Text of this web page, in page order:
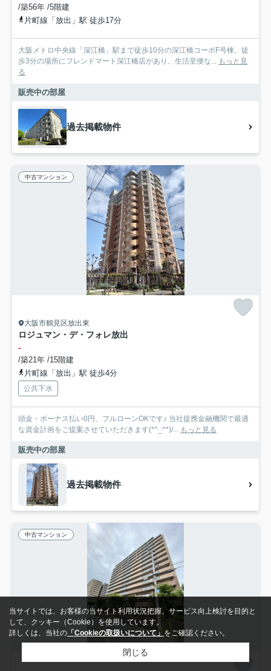
/築56年 /5階建
片町線「放出」駅 徒歩17分
大阪メトロ中央線「深江橋」駅まで徒歩10分の深江橋コーポF号棟。徒
歩3分の場所にフレンドマート深江橋店があり、生活至便な...
もっと見
る
販売中の部屋
過去掲載物件
中古マンション
大阪市鶴見区放出東
ロジュマン・デ・フォレ放出
-
/築21年 /15階建
片町線「放出」駅 徒歩4分
公共下水
頭金・ボーナス払い0円、フルローンOKです♪ 当社提携金融機関で最適
な資金計画をご提案させていただきます(*^_^*)/...
もっと見る
販売中の部屋
過去掲載物件
中古マンション
当サイトでは、お客様の当サイト利用状況把握、サービス向上検討を目的と
して、クッキー（Cookie）を使用しています。
詳しくは、当社の 「Cookieの取扱いについて」 をご確認ください。
閉じる